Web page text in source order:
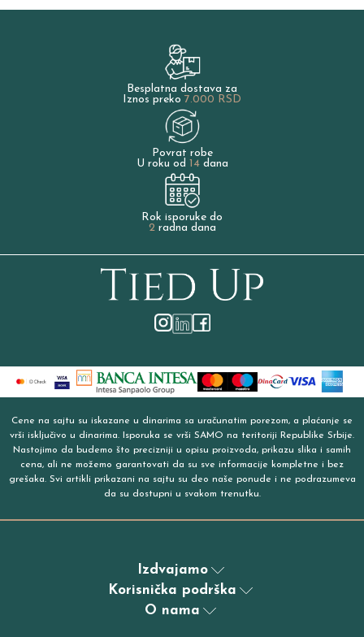
Besplatna dostava za
Iznos preko 7.000 RSD
Povrat robe
U roku od 14dana
Rok isporuke do
2radna dana
Cene na sajtu su iskazane u dinarima sa uračunatim porezom, a plaćanje se
vrši isključivo u dinarima. Isporuka se vrši SAMO na teritoriji Republike Srbije.
Nastojimo da budemo što precizniji u opisu proizvoda, prikazu slika i samih
cena, ali ne možemo garantovati da su sve informacije kompletne i bez
grešaka. Svi artikli prikazani na sajtu su deo naše ponude i ne podrazumeva
da su dostupni u svakom trenutku.
Izdvajamo
Korisnička podrška
O nama